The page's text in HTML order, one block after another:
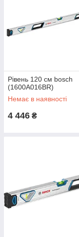
Рівень 120 см bosch
(1600A016BR)
Немає в наявності
4 446 ₴